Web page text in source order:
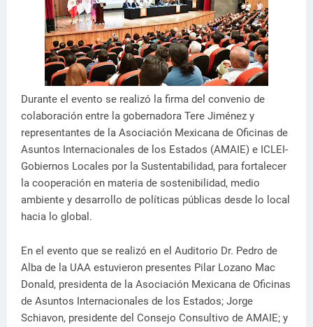
Durante el evento se realizó la firma del convenio de
colaboración entre la gobernadora Tere Jiménez y
representantes de la Asociación Mexicana de Oficinas de
Asuntos Internacionales de los Estados (AMAIE) e ICLEI-
Gobiernos Locales por la Sustentabilidad, para fortalecer
la cooperación en materia de sostenibilidad, medio
ambiente y desarrollo de políticas públicas desde lo local
hacia lo global.
En el evento que se realizó en el Auditorio Dr. Pedro de
Alba de la UAA estuvieron presentes Pilar Lozano Mac
Donald, presidenta de la Asociación Mexicana de Oficinas
de Asuntos Internacionales de los Estados; Jorge
Schiavon, presidente del Consejo Consultivo de AMAIE; y